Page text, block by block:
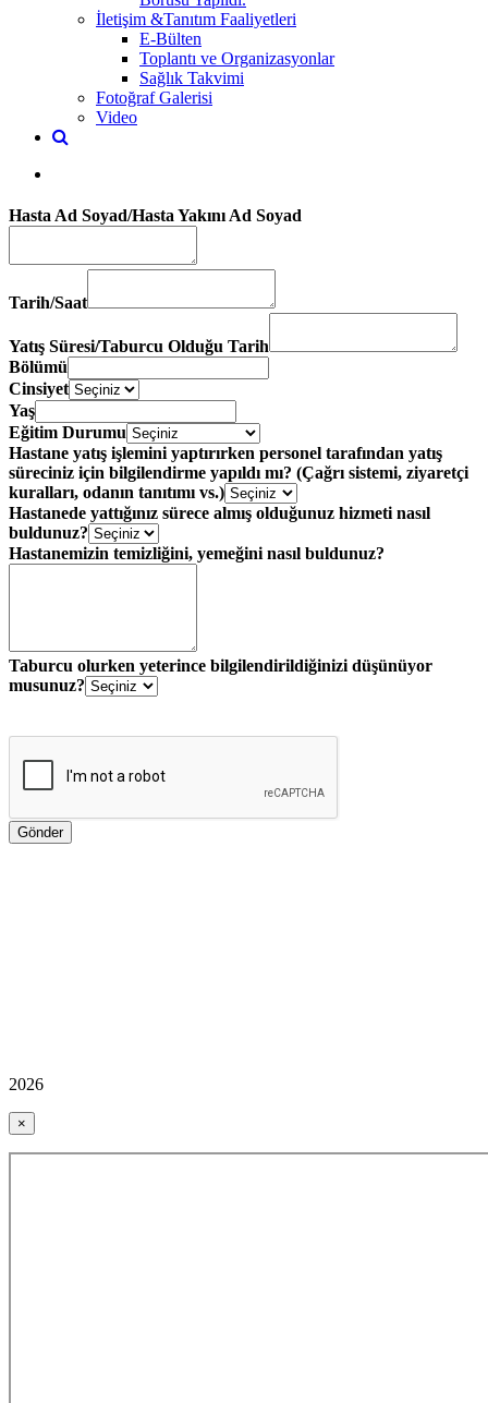
İletişim &Tanıtım Faaliyetleri
E-Bülten
Toplantı ve Organizasyonlar
Sağlık Takvimi
Fotoğraf Galerisi
Video
Hasta Ad Soyad/Hasta Yakını Ad Soyad
Tarih/Saat
Yatış Süresi/Taburcu Olduğu Tarih
Bölümü
Cinsiyet
Yaş
Eğitim Durumu
Hastane yatış işlemini yaptırırken personel tarafından yatış
süreciniz için bilgilendirme yapıldı mı? (Çağrı sistemi, ziyaretçi
kuralları, odanın tanıtımı vs.)
Hastanede yattığınız sürece almış olduğunuz hizmeti nasıl
buldunuz?
Hastanemizin temizliğini, yemeğini nasıl buldunuz?
Taburcu olurken yeterince bilgilendirildiğinizi düşünüyor
musunuz?
2026
×